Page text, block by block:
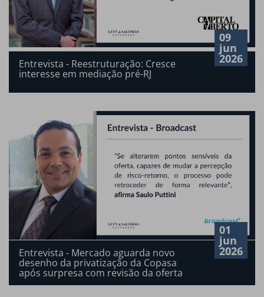
09
jun
2026
Entrevista - Reestruturação: Cresce
interesse em mediação pré-RJ
01
jun
2026
Entrevista - Mercado aguarda novo
desenho da privatização da Copasa
após surpresa com revisão da oferta